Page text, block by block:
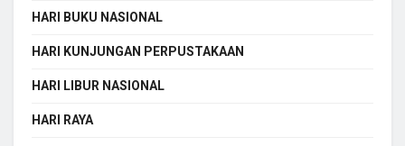
HARI BUKU NASIONAL
HARI KUNJUNGAN PERPUSTAKAAN
HARI LIBUR NASIONAL
HARI RAYA